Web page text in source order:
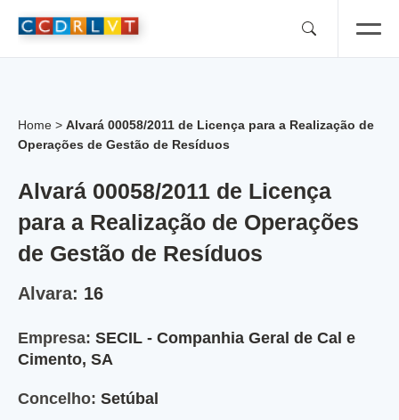
Home > Alvará 00058/2011 de Licença para a Realização de
Operações de Gestão de Resíduos
Alvará 00058/2011 de Licença
para a Realização de Operações
de Gestão de Resíduos
Alvara: 16
Empresa: SECIL - Companhia Geral de Cal e
Cimento, SA
Concelho: Setúbal